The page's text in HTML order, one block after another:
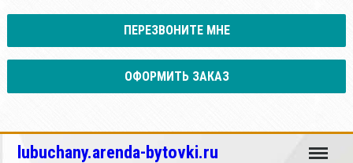
ПЕРЕЗВОНИТЕ МНЕ
ОФОРМИТЬ ЗАКАЗ
lubuchany.arenda-bytovki.ru Меню